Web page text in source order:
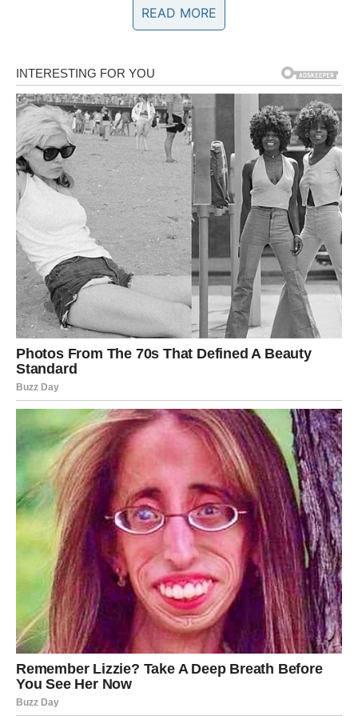
Rakovi konačno izlaze iz perioda finansijskih briga.
Novac dolazi kroz posao, pomoć ili priliku koja vam vraća
vjeru u bolje dane.
Sudbina vam vraća ono što zaslužujete
Pred vama su mnogo stabilniji i sretniji dani.
LAV
Lavovima dolazi veliki poslovni uspjeh i mogućnost
ogromne zarade.
Sve ono što ste dugo gradili sada konačno počinje
donositi ozbiljne rezultate.
Vrijeme velikog obilja
Pred vama su dani tokom kojih ćete imati razlog za
slavlje.
DJEVICA
Pred vama su dani tokom kojih ćete konačno osjetiti
finansijsku sigurnost.
Jedna poslovna promjena donosi vam mnogo više
stabilnosti i mira.
Trud vam donosi veliku nagradu
Pred vama su veoma važni trenuci.
READ MORE